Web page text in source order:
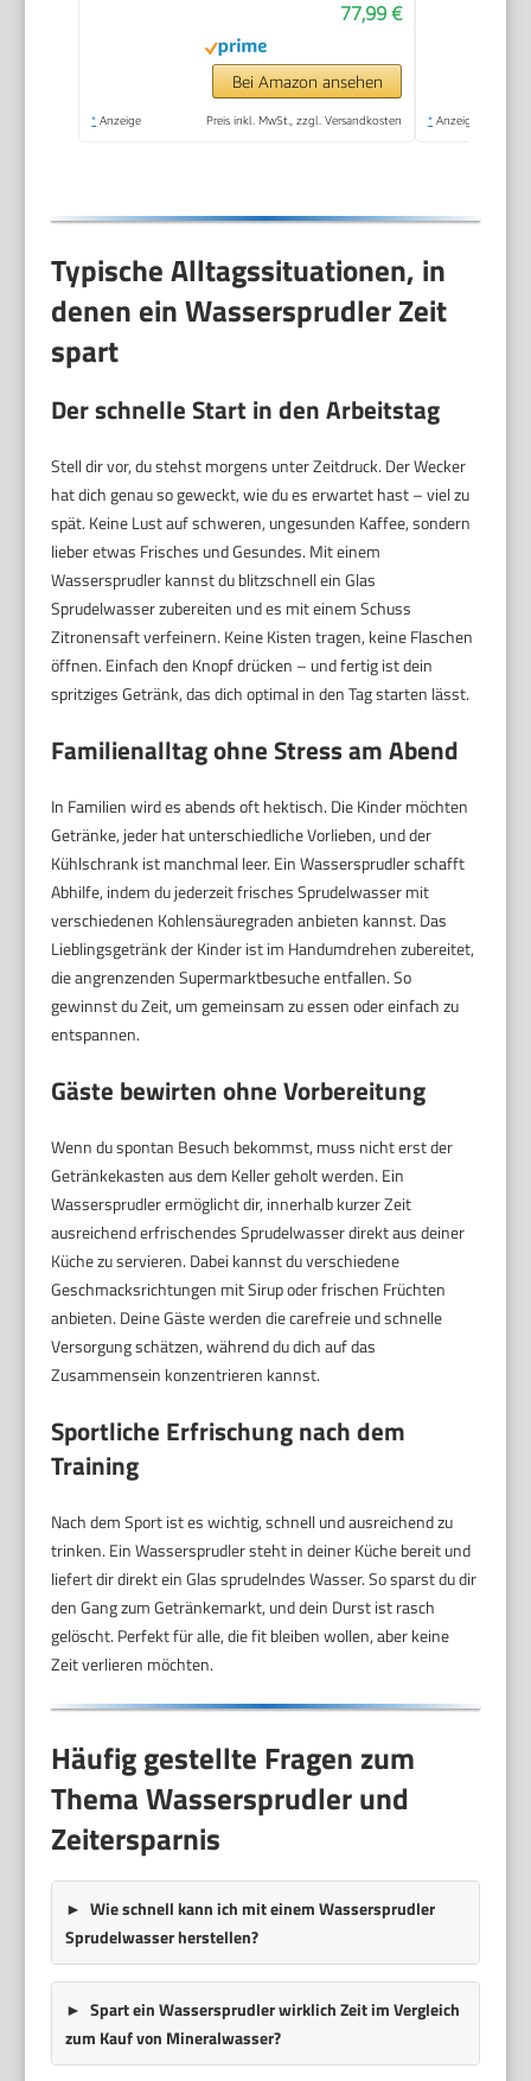
77,99 €
Bei Amazon ansehen
* Anzeige Preis inkl. MwSt., zzgl. Versandkosten * Anzeige
Typische Alltagssituationen, in
denen ein Wassersprudler Zeit
spart
Der schnelle Start in den Arbeitstag
Stell dir vor, du stehst morgens unter Zeitdruck. Der Wecker
hat dich genau so geweckt, wie du es erwartet hast – viel zu
spät. Keine Lust auf schweren, ungesunden Kaffee, sondern
lieber etwas Frisches und Gesundes. Mit einem
Wassersprudler kannst du blitzschnell ein Glas
Sprudelwasser zubereiten und es mit einem Schuss
Zitronensaft verfeinern. Keine Kisten tragen, keine Flaschen
öffnen. Einfach den Knopf drücken – und fertig ist dein
spritziges Getränk, das dich optimal in den Tag starten lässt.
Familienalltag ohne Stress am Abend
In Familien wird es abends oft hektisch. Die Kinder möchten
Getränke, jeder hat unterschiedliche Vorlieben, und der
Kühlschrank ist manchmal leer. Ein Wassersprudler schafft
Abhilfe, indem du jederzeit frisches Sprudelwasser mit
verschiedenen Kohlensäuregraden anbieten kannst. Das
Lieblingsgetränk der Kinder ist im Handumdrehen zubereitet,
die angrenzenden Supermarktbesuche entfallen. So
gewinnst du Zeit, um gemeinsam zu essen oder einfach zu
entspannen.
Gäste bewirten ohne Vorbereitung
Wenn du spontan Besuch bekommst, muss nicht erst der
Getränkekasten aus dem Keller geholt werden. Ein
Wassersprudler ermöglicht dir, innerhalb kurzer Zeit
ausreichend erfrischendes Sprudelwasser direkt aus deiner
Küche zu servieren. Dabei kannst du verschiedene
Geschmacksrichtungen mit Sirup oder frischen Früchten
anbieten. Deine Gäste werden die carefreie und schnelle
Versorgung schätzen, während du dich auf das
Zusammensein konzentrieren kannst.
Sportliche Erfrischung nach dem
Training
Nach dem Sport ist es wichtig, schnell und ausreichend zu
trinken. Ein Wassersprudler steht in deiner Küche bereit und
liefert dir direkt ein Glas sprudelndes Wasser. So sparst du dir
den Gang zum Getränkemarkt, und dein Durst ist rasch
gelöscht. Perfekt für alle, die fit bleiben wollen, aber keine
Zeit verlieren möchten.
Häufig gestellte Fragen zum
Thema Wassersprudler und
Zeitersparnis
Wie schnell kann ich mit einem Wassersprudler
Sprudelwasser herstellen?
Spart ein Wassersprudler wirklich Zeit im Vergleich
zum Kauf von Mineralwasser?